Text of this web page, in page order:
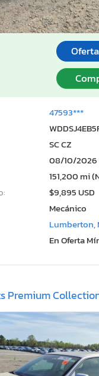
47593***
SC CZ
08/10/2026
151,200 mi
$9,895 USD
Mecánico
Lumberton,
En Oferta
Premium